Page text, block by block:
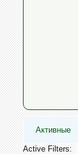
Активные
Active Filters: